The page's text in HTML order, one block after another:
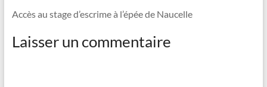
Accès au stage d’escrime à l’épée de Naucelle
Laisser un commentaire